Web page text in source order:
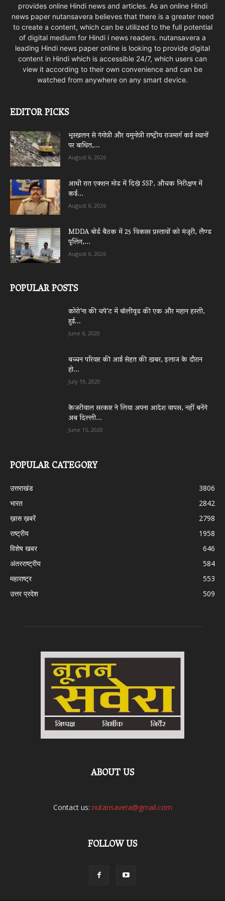
provides online Hindi news and articles. As an online Hindi
news paper nutansavera believes that there is a greater need
to create a content, which can be utilized to the full potential
of digital medium for Hindi i news readers. nutansavera a
leading Hindi news paper online is looking to provide digital
content in Hindi which is accessible 24/7, which users can
view it according to their own convenience and can be
watched from anywhere on any smart device.
EDITOR PICKS
भूस्खलन से गंगोत्री और यमुनोत्री राष्ट्रीय राजमार्ग कई स्थानों
पर बाधित,...
August 6, 2026
आधी रात एक्शन मोड में दिखे SSP, औचक निरीक्षण में
कई...
August 6, 2026
MDDA बोर्ड बैठक में 25 विकास प्रस्तावों को मंजूरी, लैण्ड
पूलिंग,...
August 6, 2026
POPULAR POSTS
कोरो’ना की चपे’ट में बॉलीवुड की एक और महान हस्ती,
हुई...
June 6, 2020
बच्चन परिवार की आई सेहत की खबर, इलाज के दौरान
हो...
July 19, 2020
केजरीवाल सरकार ने लिया अपना आदेश वापस, नहीं बनेंगे
अब दिल्ली...
June 15, 2020
POPULAR CATEGORY
उत्तराखंड
3806
भारत
2842
ख़ास ख़बरें
2798
राष्ट्रीय
1958
विशेष खबर
646
अंतरराष्ट्रीय
584
महाराष्ट्र
553
उत्तर प्रदेश
509
ABOUT US
Contact us: nutansavera@gmail.com
FOLLOW US